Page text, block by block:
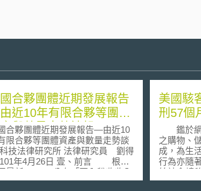
合夥團體近期發展報告
近10年有限合夥等團體
與數量走勢談起
合夥團體近期發展報告—由近10
限合夥等團體資產與數量走勢談
年4月26日 壹、前言 根據
最新 (2011) 公布「國內稅收收入
報告書」 (Internal Revenue
美國駭
刑57個
鑑於網
之購物、
成，為生
行為亦隨
統社會轉
法部公佈